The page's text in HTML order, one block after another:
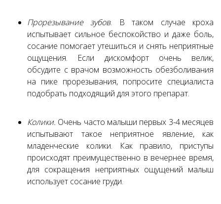
Прорезывание зубов. В таком случае кроха
испытывает сильное беспокойство и даже боль,
сосание помогает утешиться и снять неприятные
ощущения. Если дискомфорт очень велик,
обсудите с врачом возможность обезболивания
на пике прорезывания, попросите специалиста
подобрать подходящий для этого препарат.
Колики. Очень часто малыши первых 3-4 месяцев
испытывают такое неприятное явление, как
младенческие колики. Как правило, приступы
происходят преимущественно в вечернее время,
для сокращения неприятных ощущений малыш
использует сосание груди.